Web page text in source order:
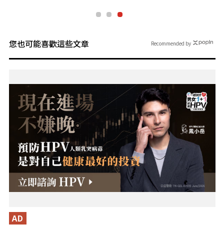
您也可能喜歡這些文章
AD
Recommended by